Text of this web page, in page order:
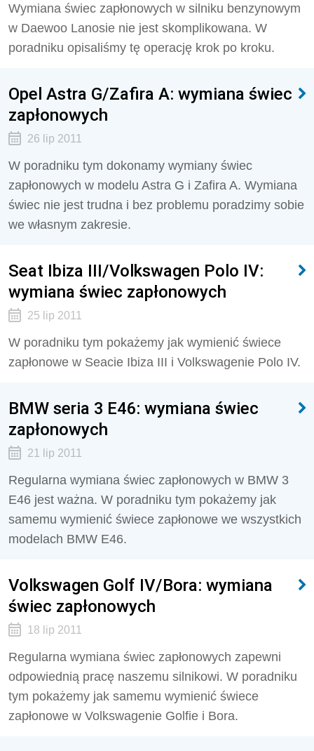
Wymiana świec zapłonowych w silniku benzynowym
w Daewoo Lanosie nie jest skomplikowana. W
poradniku opisaliśmy tę operację krok po kroku.
Opel Astra G/Zafira A: wymiana świec
zapłonowych
26 lip 2011
W poradniku tym dokonamy wymiany świec
zapłonowych w modelu Astra G i Zafira A. Wymiana
świec nie jest trudna i bez problemu poradzimy sobie
we własnym zakresie.
Seat Ibiza III/Volkswagen Polo IV:
wymiana świec zapłonowych
25 lip 2011
W poradniku tym pokażemy jak wymienić świece
zapłonowe w Seacie Ibiza III i Volkswagenie Polo IV.
BMW seria 3 E46: wymiana świec
zapłonowych
21 lip 2011
Regularna wymiana świec zapłonowych w BMW 3
E46 jest ważna. W poradniku tym pokażemy jak
samemu wymienić świece zapłonowe we wszystkich
modelach BMW E46.
Volkswagen Golf IV/Bora: wymiana
świec zapłonowych
18 lip 2011
Regularna wymiana świec zapłonowych zapewni
odpowiednią pracę naszemu silnikowi. W poradniku
tym pokażemy jak samemu wymienić świece
zapłonowe w Volkswagenie Golfie i Bora.